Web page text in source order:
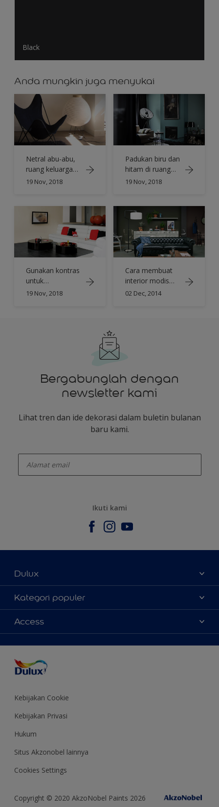
Black
Anda mungkin juga menyukai
Netral abu-abu,
ruang keluarga
minimalis yang
19 Nov, 2018
Padukan biru dan
hitam di ruang
keluarga
19 Nov, 2018
Gunakan kontras
untuk
menciptakan
19 Nov, 2018
Cara membuat
interior modis
yang maskulin
02 Dec, 2014
Bergabunglah dengan
newsletter kami
Lihat tren dan ide dekorasi dalam buletin bulanan
baru kami.
Ikuti kami
Dulux
Tentang Kami
Contact us
Temukan toko
Kategori populer
Warna
Produk
Inspirasi
Saran Mendekorasi
Colour of the Year
Access
Kebijakan Cookie
Kebijakan Privasi
Hukum
Situs Akzonobel lainnya
Cookies Settings
Copyright © 2020 AkzoNobel Paints 2026